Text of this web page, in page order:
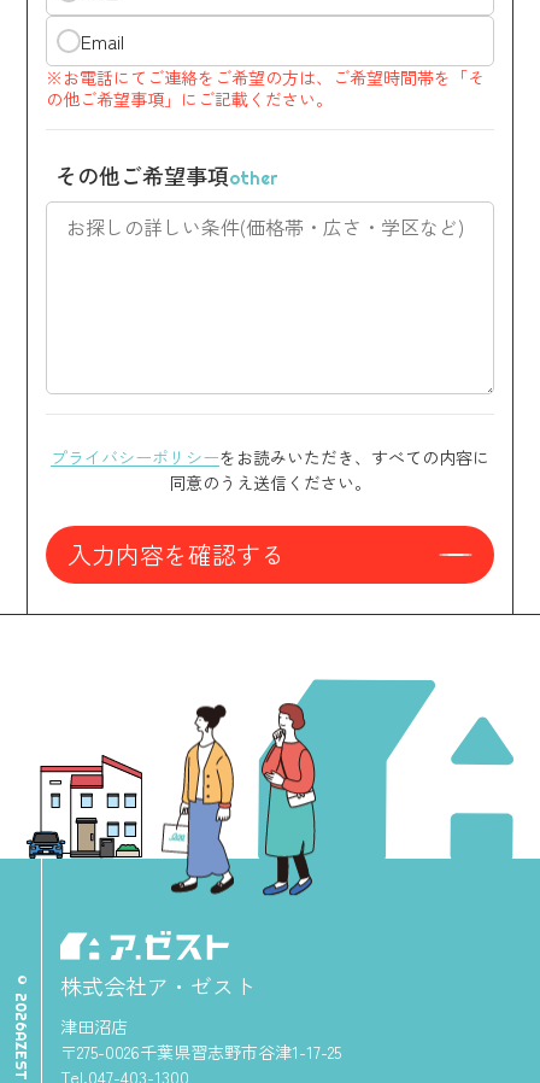
Email
※お電話にてご連絡をご希望の方は、ご希望時間帯を「そ
の他ご希望事項」にご記載ください。
その他ご希望事項other
プライバシーポリシーをお読みいただき、すべての内容に
同意のうえ送信ください。
入力内容を確認する
株式会社ア・ゼスト
津田沼店
〒275-0026千葉県習志野市谷津1-17-25
Tel.047-403-1300